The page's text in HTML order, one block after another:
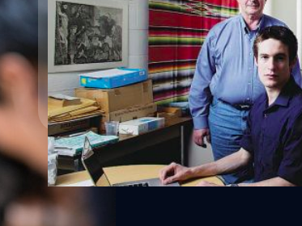
แหม่ ยุคดิจิตอลนี่ ไม่ว่าอะไรต่อก็ดูจะสะดวกสบายไ
software ที่ช่วยแต่ง essay ให้สมบูรณ์แบบได้ ซึ่งต่อ
เขียน essay แล้วล่ะครับ
DHANES KAEWMANEE| 4353 days ago
Read More